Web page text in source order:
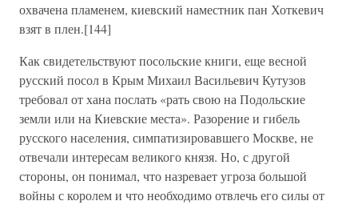
охвачена пламенем, киевский наместник пан Хоткевич
взят в плен.[144]
Как свидетельствуют посольские книги, еще весной
русский посол в Крым Михаил Васильевич Кутузов
требовал от хана послать «рать свою на Подольские
земли или на Киевские места». Разорение и гибель
русского населения, симпатизировавшего Москве, не
отвечали интересам великого князя. Но, с другой
стороны, он понимал, что назревает угроза большой
войны с королем и что необходимо отвлечь его силы от